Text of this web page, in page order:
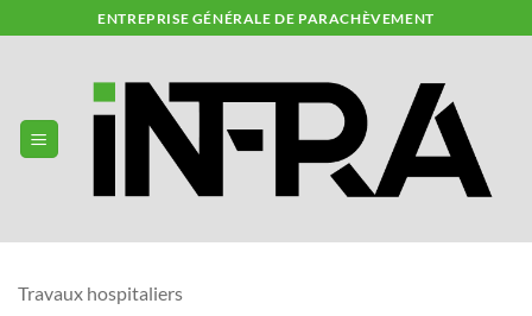
to
ENTREPRISE GÉNÉRALE DE PARACHÈVEMENT
Travaux hospitaliers